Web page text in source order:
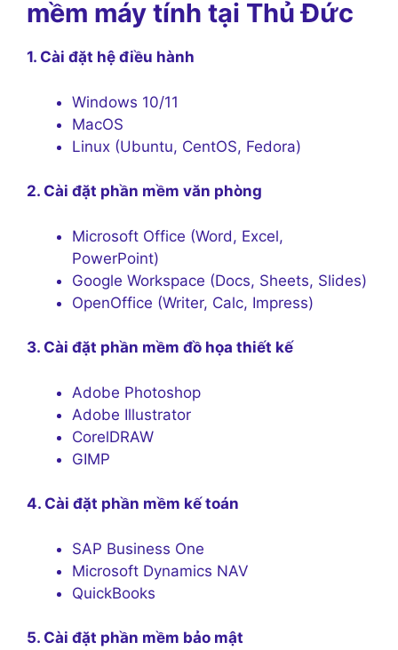
mềm máy tính tại Thủ Đức
1. Cài đặt hệ điều hành
Windows 10/11
MacOS
Linux (Ubuntu, CentOS, Fedora)
2. Cài đặt phần mềm văn phòng
Microsoft Office (Word, Excel,
PowerPoint)
Google Workspace (Docs, Sheets, Slides)
OpenOffice (Writer, Calc, Impress)
3. Cài đặt phần mềm đồ họa thiết kế
Adobe Photoshop
Adobe Illustrator
CorelDRAW
GIMP
4. Cài đặt phần mềm kế toán
SAP Business One
Microsoft Dynamics NAV
QuickBooks
5. Cài đặt phần mềm bảo mật